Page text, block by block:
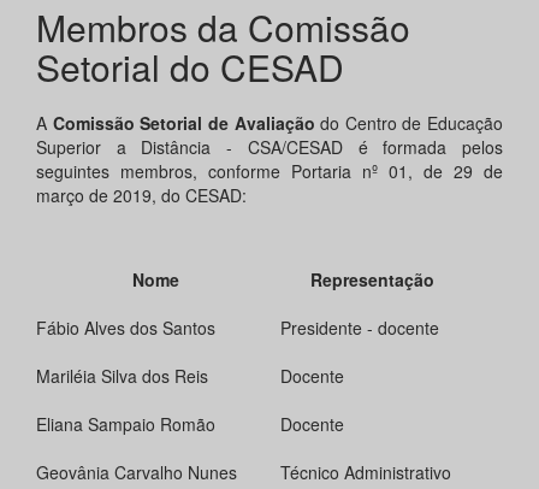
Membros da Comissão
Setorial do CESAD
A Comissão Setorial de Avaliação do Centro de Educação
Superior a Distância - CSA/CESAD é formada pelos
seguintes membros, conforme Portaria nº 01, de 29 de
março de 2019, do CESAD:
Nome
Representação
Fábio Alves dos Santos
Presidente - docente
Mariléia Silva dos Reis
Docente
Eliana Sampaio Romão
Docente
Geovânia Carvalho Nunes
Técnico Administrativo